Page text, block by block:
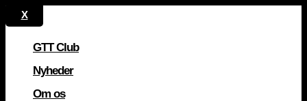
GTT Club
Nyheder
Om os